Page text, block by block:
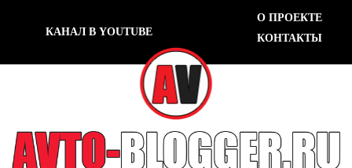
КАНАЛ В YOUTUBE
О ПРОЕКТЕ
КОНТАКТЫ